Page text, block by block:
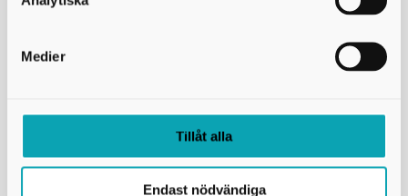
Medier
Tillåt alla
Endast nödvändiga
ställföreträdare? Läs mer här.